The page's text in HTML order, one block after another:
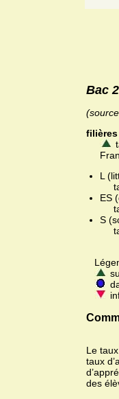
Bac
L
ES
S
Le
taux
des